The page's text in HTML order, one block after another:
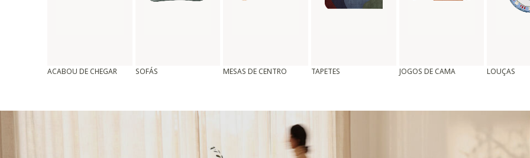
ACABOU DE CHEGAR SOFÁS MESAS DE CENTRO TAPETES JOGOS DE CAMA LOUÇAS